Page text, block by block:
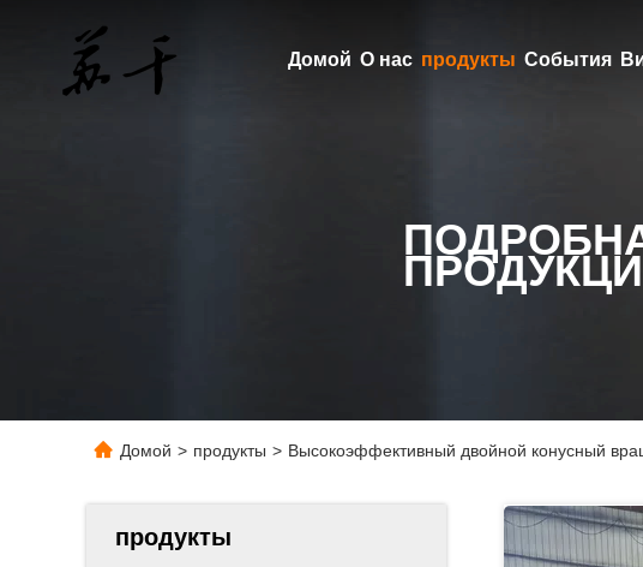
Домой О нас продукты События
Домой > продукты > Высокоэффективный двойной конусный
продукты